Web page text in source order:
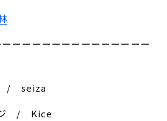
ーーーーーーーーーーーーーー
/ seiza
ジ / Kice